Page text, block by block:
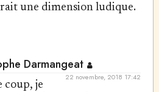
une dimension ludique.
Darmangeat
22 novembre, 2018 17:42
coup, je